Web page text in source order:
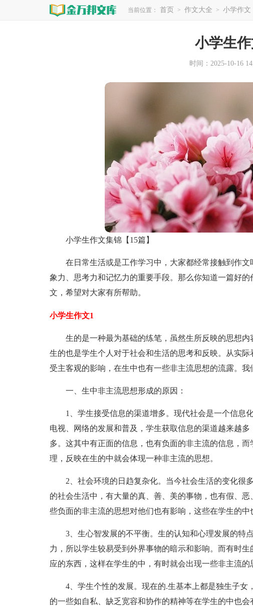
当前位置： 首页 > 作文大全 > 小学作文
小学生
时间：2025-10-16
小学生作文集锦【15篇】
在日常生活或是工作学习中，大家都经常接触到作
象力、思考力和记忆力的重要手段。那么你知道一篇好
文，希望对大家有所帮助。
小学生作文1
生的是一种最为基础的练笔，虽然生所反映的思想
生的也是学生个人对于社会和生活的思考和反映。从实
受主客观的影响，在生中也有一些非主流思想的流露。
一、生中非主流思想形成的原因：
1、学生接受信息的渠道增多。现代社会是一个信息
电视、网络的发展和普及，学生获取信息的渠道越来越
多。这其中有正面的信息，也有负面的非主流的信息，
理，反映在生的中就会体现一种非主流的思想。
2、社会环境的日趋复杂化。当今社会生活的变化很
的社会生活中，有大量的真、善、美的事物，也有假、
些负面的非主流的思想对他们也有影响，这些在学生的中
3、生心智发展的不平衡。生的认知和心理发展的特
力，所以学生较易受到外界事物的暗示和影响。而有时
应的东西，这样在学生的中，有时就会出现一些非主流的
4、学生个性的发展。现在的.生基本上都是独生子
的一些如自私、缺乏宽容和协作的精神等在学生的中也